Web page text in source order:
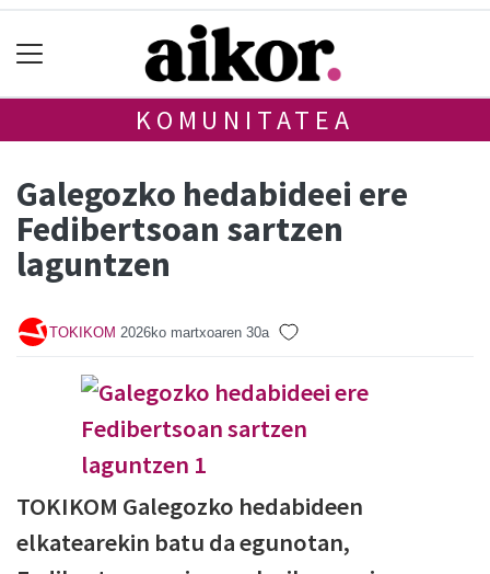
KOMUNITATEA
Galegozko hedabideei ere
Fedibertsoan sartzen
laguntzen
TOKIKOM 2026ko martxoaren 30a
TOKIKOM Galegozko hedabideen
elkatearekin batu da egunotan,